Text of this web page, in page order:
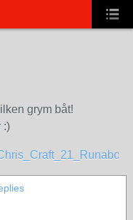
grym båt!
:)